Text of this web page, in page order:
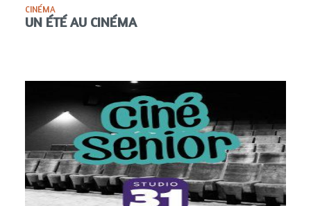
CINÉMA
UN ÉTÉ AU CINÉMA